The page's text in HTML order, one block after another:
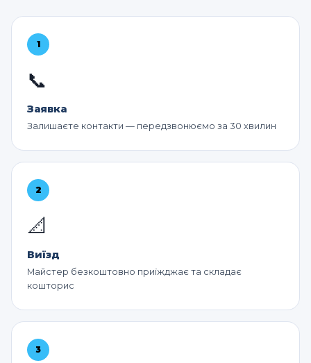
1
📞
Заявка
Залишаєте контакти — передзвонюємо за 30 хвилин
2
📐
Виїзд
Майстер безкоштовно приїжджає та складає
кошторис
3